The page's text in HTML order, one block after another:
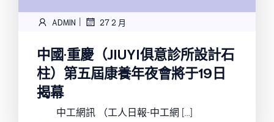
ADMIN | 27 2 月
中國·重慶（JIUYI俱意診所設計石
柱）第五屆康養年夜會將于19日
揭幕
中工網訊 （工人日報-中工網 […]